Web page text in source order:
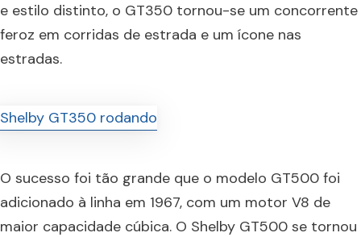
e estilo distinto, o GT350 tornou-se um concorrente
feroz em corridas de estrada e um ícone nas
estradas.
O sucesso foi tão grande que o modelo GT500 foi
adicionado à linha em 1967, com um motor V8 de
maior capacidade cúbica. O Shelby GT500 se tornou